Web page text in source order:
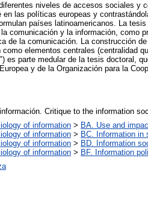
niveles de accesos sociales y
las políticas europeas y
países latinoamericanos. La
comunicación y la información, como
de la comunicación. La construcción
elementos centrales (centralidad
es parte medular de la tesis doctoral,
y de la Organización para la
Critique to the information
of information > BA. Use and
of information > BC. Information in
of information > BD. Information
of information > BF. Information